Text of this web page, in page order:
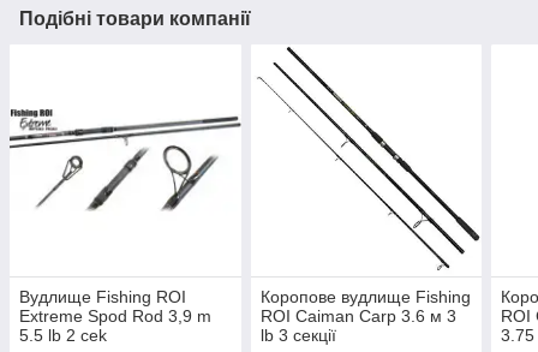
Подібні товари компанії
Вудлище Fishing ROI
Extreme Spod Rod 3,9 m
5.5 lb 2 cek
Коропове вудлище Fishing
ROI Caiman Carp 3.6 м 3
lb 3 секції
ROI
3.75